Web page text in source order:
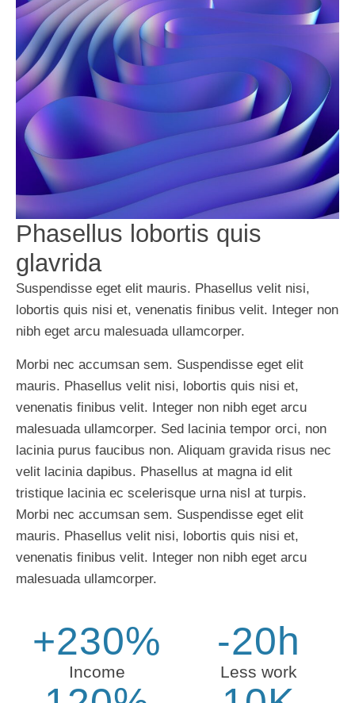
Phasellus lobortis quis
glavrida
Suspendisse eget elit mauris. Phasellus velit nisi,
lobortis quis nisi et, venenatis finibus velit. Integer non
nibh eget arcu malesuada ullamcorper.
Morbi nec accumsan sem. Suspendisse eget elit
mauris. Phasellus velit nisi, lobortis quis nisi et,
venenatis finibus velit. Integer non nibh eget arcu
malesuada ullamcorper. Sed lacinia tempor orci, non
lacinia purus faucibus non. Aliquam gravida risus nec
velit lacinia dapibus. Phasellus at magna id elit
tristique lacinia ec scelerisque urna nisl at turpis.
Morbi nec accumsan sem. Suspendisse eget elit
mauris. Phasellus velit nisi, lobortis quis nisi et,
venenatis finibus velit. Integer non nibh eget arcu
malesuada ullamcorper.
+230%
Income
-20h
Less work